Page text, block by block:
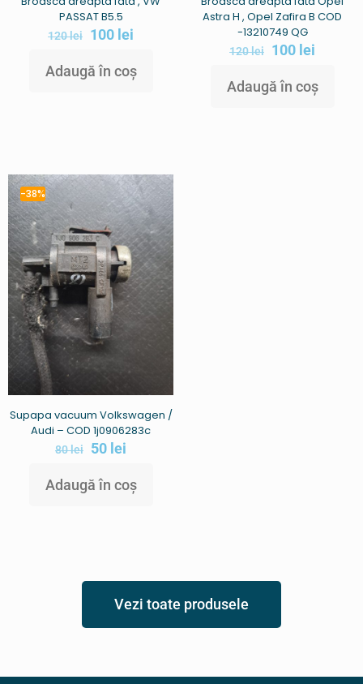
PASSAT B5.5
120lei 100 lei
Adaugă în coș
Astra H , Opel Zafira B COD
-13210749 QG
120lei 100 lei
Adaugă în coș
-38%
Supapa vacuum Volkswagen /
Audi – COD 1j0906283c
80lei 50 lei
Adaugă în coș
Vezi toate produsele